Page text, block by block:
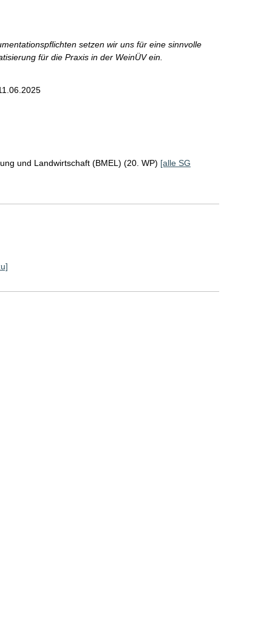
setzen wir uns für eine sinnvolle
für die Praxis in der WeinÜV ein.
und Landwirtschaft (BMEL) (20. WP) [alle SG